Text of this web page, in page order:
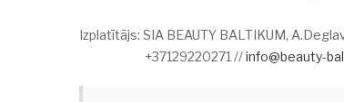
Izplatītājs: SIA BEAUTY BALTIKUM,
+37129220271 //info@beauty-